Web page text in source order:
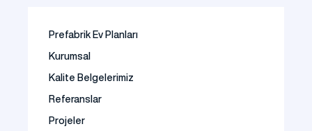
Prefabrik Ev Planları
Kurumsal
Kalite Belgelerimiz
Referanslar
Projeler